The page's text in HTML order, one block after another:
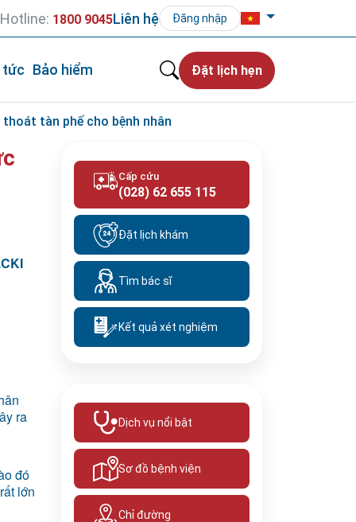
Hotline: 1800 9045Liên hệ Đăng nhập
tức Bảo hiểm Đặt lịch hẹn
tàn phế cho bệnh nhân
ra
đó
lớn
Cấp cứu
(028) 62 655 115
Đặt lịch khám
Tìm bác sĩ
Kết quả xét nghiệm
Dịch vụ nổi bật
Sơ đồ bệnh viện
Chỉ đường